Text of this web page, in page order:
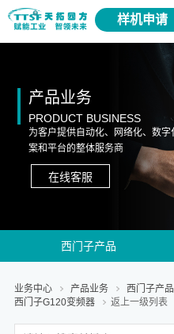
样机申请
产品业务
PRODUCT BUSINESS
为客户提供自动化、网络化、数
案和平台的整体服务商
在线客服
西门子产品
业务中心 产品业务 西门子产品
西门子G120变频器
返上一级列表